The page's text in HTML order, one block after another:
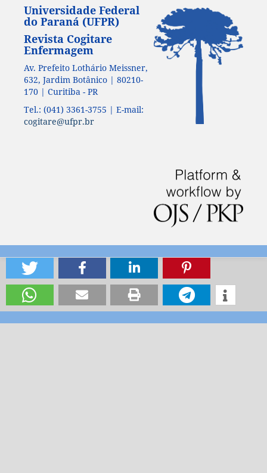
Universidade Federal
do Paraná (UFPR)
Revista Cogitare
Enfermagem
Av. Prefeito Lothário Meissner,
632, Jardim Botânico | 80210-
170 | Curitiba - PR
Tel.: (041) 3361-3755 | E-mail:
cogitare@ufpr.br